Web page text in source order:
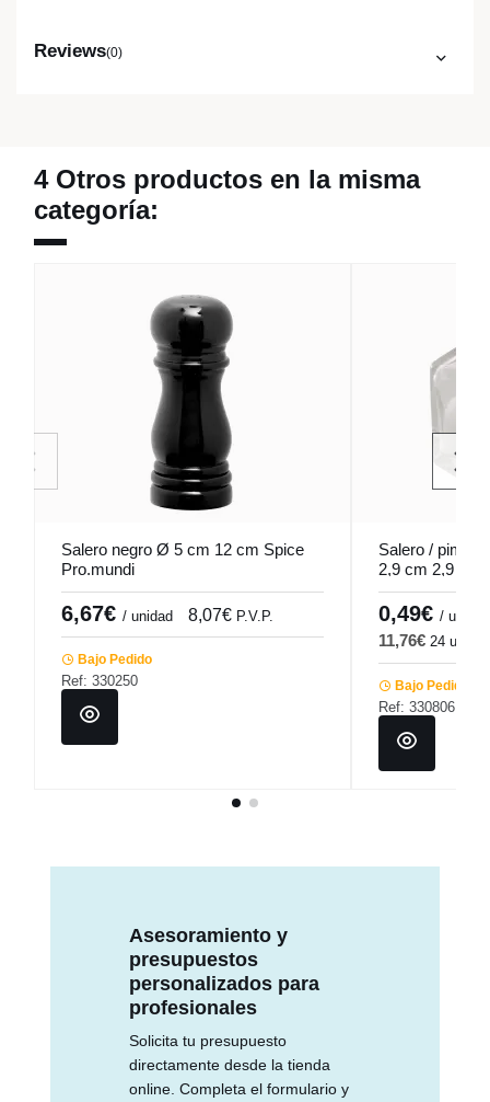
Reviews(0)
4 Otros productos en la misma
categoría:
Salero negro Ø 5 cm 12 cm Spice
Pro.mundi
6,67€ / unidad 8,07€ P.V.P.
Bajo Pedido
Ref: 330250
Salero /
2,9 cm 2,9 cm
Pro.mundi
0,49€ / ud
11,76€ 24 ud
Bajo Pedido
Ref: 330806
Asesoramiento y
presupuestos
personalizados para
profesionales
Solicita tu presupuesto
directamente desde la tienda
online. Completa el formulario y